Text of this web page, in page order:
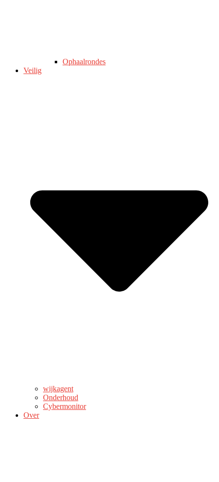
Ophaalrondes
Veilig
wijkagent
Onderhoud
Cybermonitor
Over